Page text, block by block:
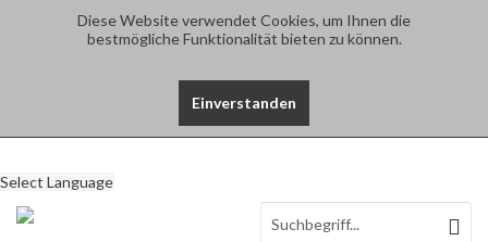
Diese Website verwendet Cookies, um Ihnen die
bestmögliche Funktionalität bieten zu können.
Einverstanden
Select Language